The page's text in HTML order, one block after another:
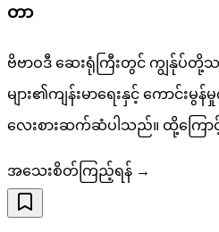
တာ
ဗိဗာဝဒီ ဆေးရုံကြီးတွင် ကျွန်ုပ်တို့
များ၏ကျန်းမာရေးနှင့် ကောင်း
လေးစားဆက်ဆံပါသည်။ ထို့ကြေ
အသေးစိတ်ကြည့်ရန် →